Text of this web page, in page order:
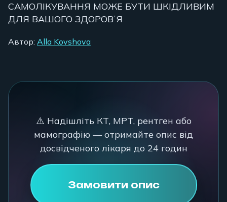
САМОЛІКУВАННЯ МОЖЕ БУТИ ШКІДЛИВИМ
ДЛЯ ВАШОГО ЗДОРОВʼЯ
Автор: Alla Kovshova
⚠️ Надішліть КТ, МРТ, рентген або
мамографію — отримайте опис від
досвідченого лікаря до 24 годин
Замовити опис